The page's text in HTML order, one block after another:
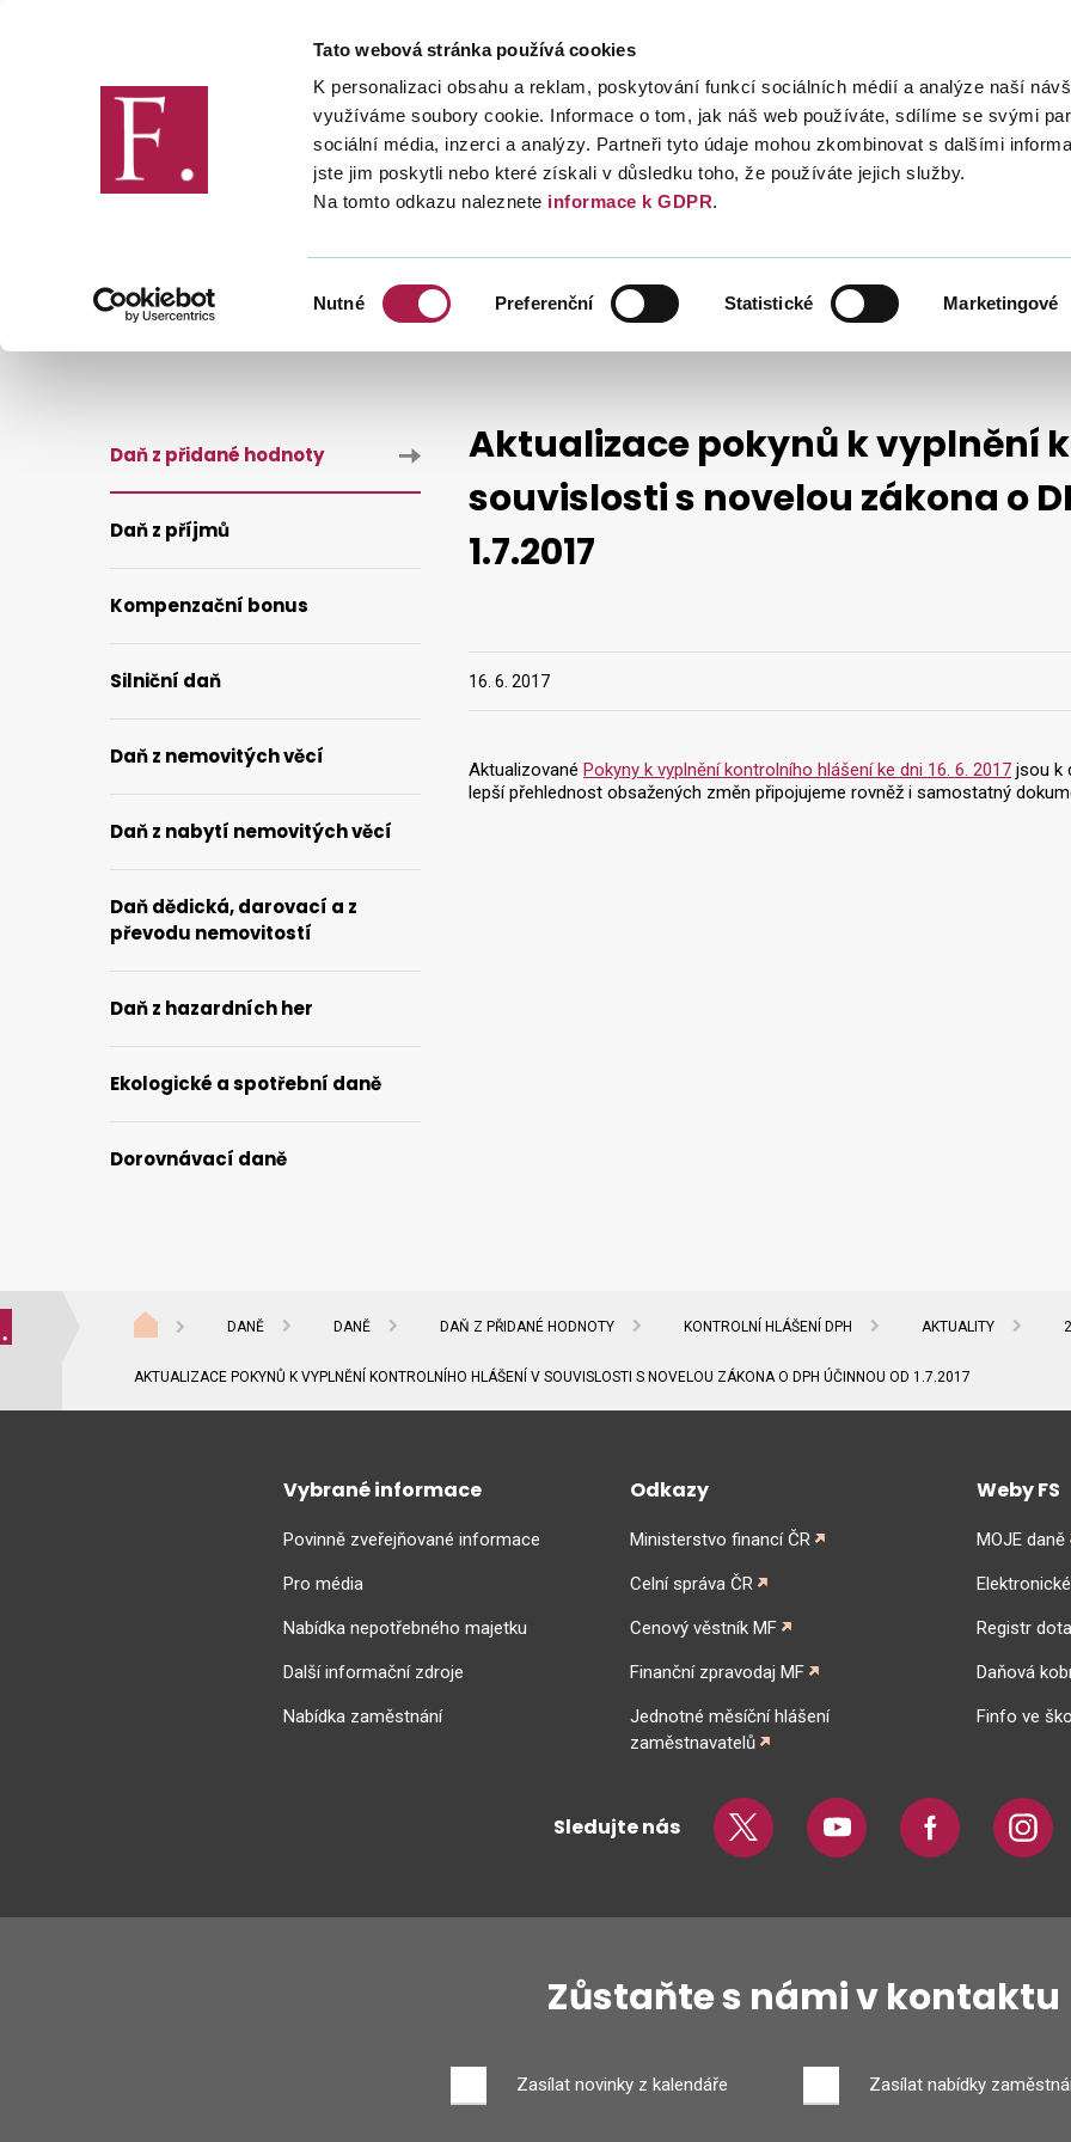
Tato webová stránka používá cookies
K personalizaci obsahu a reklam, poskytování funkcí sociálních médií a analýze naší
využíváme soubory cookie. Informace o tom, jak náš web používáte, sdílíme se svými
sociální média, inzerci a analýzy. Partneři tyto údaje mohou zkombinovat s dalšími
jste jim poskytli nebo které získali v důsledku toho, že používáte jejich služby.
Na tomto odkazu naleznete informace k GDPR.
Nutné Preferenční Statistické Marketingové
Finanční správa Daně Mezinárodní spolupráce
AKTUALIZACE POKYNŮ K VYPLNĚNÍ KONTROLNÍHO HLÁŠENÍ V SOUVISLOSTI S NOVELOU ZÁKONA O DPH ÚČINNOU OD 1.7.2017
Aktualizace pokynů k vyplnění
souvislosti s novelou zákona o
1.7.2017
16. 6. 2017
Aktualizované Pokyny k vyplnění kontrolního hlášení ke dni 16. 6. 2017 jsou k
lepší přehlednost obsažených změn připojujeme rovněž i samostatný
Daň z přidané hodnoty
Daň z příjmů
Kompenzační bonus
Silniční daň
Daň z nemovitých věcí
Daň z nabytí nemovitých věcí
Daň dědická, darovací a z
převodu nemovitostí
Daň z hazardních her
Ekologické a spotřební daně
Dorovnávací daně
DANĚ DANĚ DAŇ Z PŘIDANÉ HODNOTY KONTROLNÍ HLÁŠENÍ DPH AKTUALITY
AKTUALIZACE POKYNŮ K VYPLNĚNÍ KONTROLNÍHO HLÁŠENÍ V SOUVISLOSTI S NOVELOU ZÁKONA O DPH ÚČINNOU OD 1.7.2017
Vybrané informace
Povinně zveřejňované informace
Pro média
Nabídka nepotřebného majetku
Další informační zdroje
Nabídka zaměstnání
Odkazy
Ministerstvo financí ČR
Celní správa ČR
Cenový věstník MF
Finanční zpravodaj MF
Jednotné měsíční hlášení
zaměstnavatelů
Weby FS
MOJE daně
Registr
Daňová
Finfo ve
Sledujte nás Twitter Youtube Facebook
Zůstaňte s námi v kontaktu
Zasílat novinky z kalendáře Zasílat nabídky